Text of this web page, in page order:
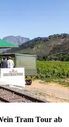
Tram Tour ab